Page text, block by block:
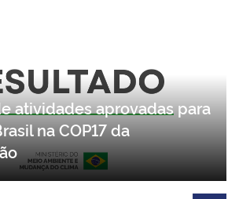
atividades aprovadas para
na COP17 da